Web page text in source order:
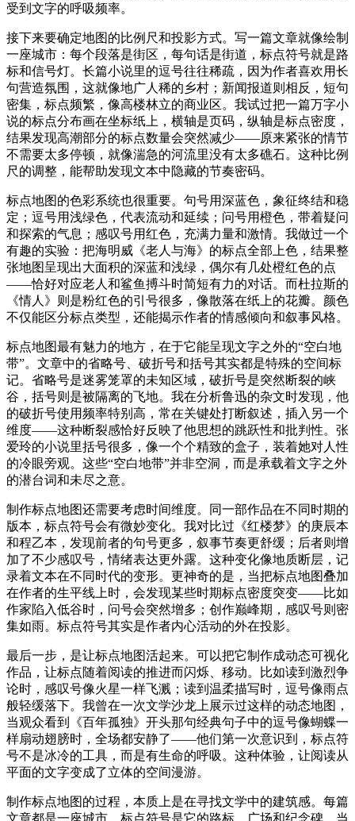
受到文字的呼吸频率。
接下来要确定地图的比例尺和投影方式。写一篇文章就像绘制
一座城市：每个段落是街区，每句话是街道，标点符号就是路
标和信号灯。长篇小说里的逗号往往稀疏，因为作者喜欢用长
句营造氛围，这就像地广人稀的乡村；新闻报道则相反，短句
密集，标点频繁，像高楼林立的商业区。我试过把一篇万字小
说的标点分布画在坐标纸上，横轴是页码，纵轴是标点密度，
结果发现高潮部分的标点数量会突然减少——原来紧张的情节
不需要太多停顿，就像湍急的河流里没有太多礁石。这种比例
尺的调整，能帮助发现文本中隐藏的节奏密码。
标点地图的色彩系统也很重要。句号用深蓝色，象征终结和稳
定；逗号用浅绿色，代表流动和延续；问号用橙色，带着疑问
和探索的气息；感叹号用红色，充满力量和激情。我做过一个
有趣的实验：把海明威《老人与海》的标点全部上色，结果整
张地图呈现出大面积的深蓝和浅绿，偶尔有几处橙红色的点
——恰好对应老人和鲨鱼搏斗时简短有力的对话。而杜拉斯的
《情人》则是粉红色的引号很多，像散落在纸上的花瓣。颜色
不仅能区分标点类型，还能揭示作者的情感倾向和叙事风格。
标点地图最有魅力的地方，在于它能呈现文字之外的“空白地
带”。文章中的省略号、破折号和括号其实都是特殊的空间标
记。省略号是迷雾笼罩的未知区域，破折号是突然断裂的峡
谷，括号则是被隔离的飞地。我在分析鲁迅的杂文时发现，他
的破折号使用频率特别高，常在关键处打断叙述，插入另一个
维度——这种断裂感恰好反映了他思想的跳跃性和批判性。张
爱玲的小说里括号很多，像一个个精致的盒子，装着她对人性
的冷眼旁观。这些“空白地带”并非空洞，而是承载着文字之外
的潜台词和未尽之意。
制作标点地图还需要考虑时间维度。同一部作品在不同时期的
版本，标点符号会有微妙变化。我对比过《红楼梦》的庚辰本
和程乙本，发现前者的句号更多，叙事节奏更舒缓；后者则增
加了不少感叹号，情绪表达更外露。这种变化像地质断层，记
录着文本在不同时代的变形。更神奇的是，当把标点地图叠加
在作者的生平线上时，会发现某些时期标点密度突变——比如
作家陷入低谷时，问号会突然增多；创作巅峰期，感叹号则密
集如雨。标点符号其实是作者内心活动的外在投影。
最后一步，是让标点地图活起来。可以把它制作成动态可视化
作品，让标点随着阅读的推进而闪烁、移动。比如读到激烈争
论时，感叹号像火星一样飞溅；读到温柔描写时，逗号像雨点
般轻缓落下。我曾在一次文学沙龙上展示过这样的动态地图，
当观众看到《百年孤独》开头那句经典句子中的逗号像蝴蝶一
样扇动翅膀时，全场都安静了——他们第一次意识到，标点符
号不是冰冷的工具，而是有生命的呼吸。这种体验，让阅读从
平面的文字变成了立体的空间漫游。
制作标点地图的过程，本质上是在寻找文学中的建筑感。每篇
文章都是一座城市，标点符号是它的路标、广场和纪念碑。当